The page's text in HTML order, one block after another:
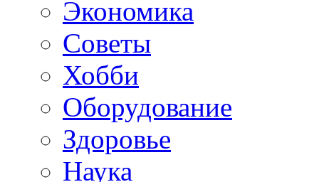
Экономика
Советы
Хобби
Oборудование
Здоровье
Наука